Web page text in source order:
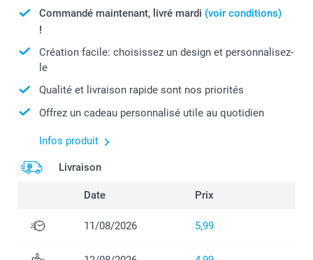
Commandé maintenant, livré mardi (voir conditions)
!
Création facile: choisissez un design et personnalisez-
le
Qualité et livraison rapide sont nos priorités
Offrez un cadeau personnalisé utile au quotidien
Infos produit
Livraison
Date Prix
11/08/2026 5,99